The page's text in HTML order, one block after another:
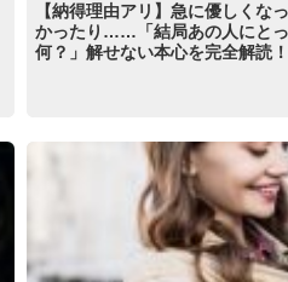
【納得理由アリ】急に優しくな
かったり……「結局あの人にと
何？」解せない本心を完全解読！